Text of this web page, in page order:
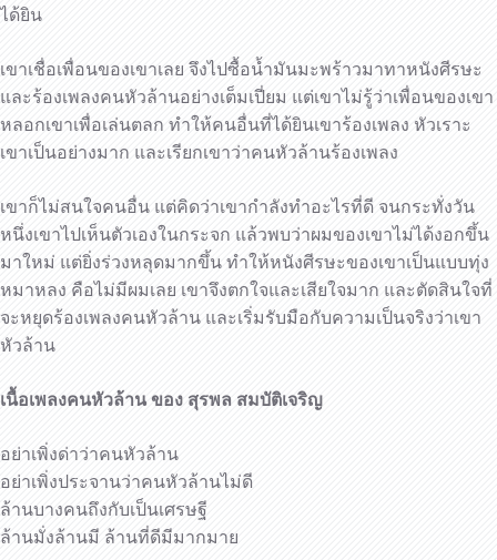
ได้ยิน
เขาเชื่อเพื่อนของเขาเลย จึงไปซื้อน้ำมันมะพร้าวมาทาหนังศีรษะ
และร้องเพลงคนหัวล้านอย่างเต็มเปี่ยม แต่เขาไม่รู้ว่าเพื่อนของเขา
หลอกเขาเพื่อเล่นตลก ทำให้คนอื่นที่ได้ยินเขาร้องเพลง หัวเราะ
เขาเป็นอย่างมาก และเรียกเขาว่าคนหัวล้านร้องเพลง
เขาก็ไม่สนใจคนอื่น แต่คิดว่าเขากำลังทำอะไรที่ดี จนกระทั่งวัน
หนึ่งเขาไปเห็นตัวเองในกระจก แล้วพบว่าผมของเขาไม่ได้งอกขึ้น
มาใหม่ แต่ยิ่งร่วงหลุดมากขึ้น ทำให้หนังศีรษะของเขาเป็นแบบทุ่ง
หมาหลง คือไม่มีผมเลย เขาจึงตกใจและเสียใจมาก และตัดสินใจที่
จะหยุดร้องเพลงคนหัวล้าน และเริ่มรับมือกับความเป็นจริงว่าเขา
หัวล้าน
เนื้อเพลงคนหัวล้าน ของ สุรพล สมบัติเจริญ
อย่าเพิ่งด่าว่าคนหัวล้าน
อย่าเพิ่งประจานว่าคนหัวล้านไม่ดี
ล้านบางคนถึงกับเป็นเศรษฐี
ล้านมั่งล้านมี ล้านที่ดีมีมากมาย